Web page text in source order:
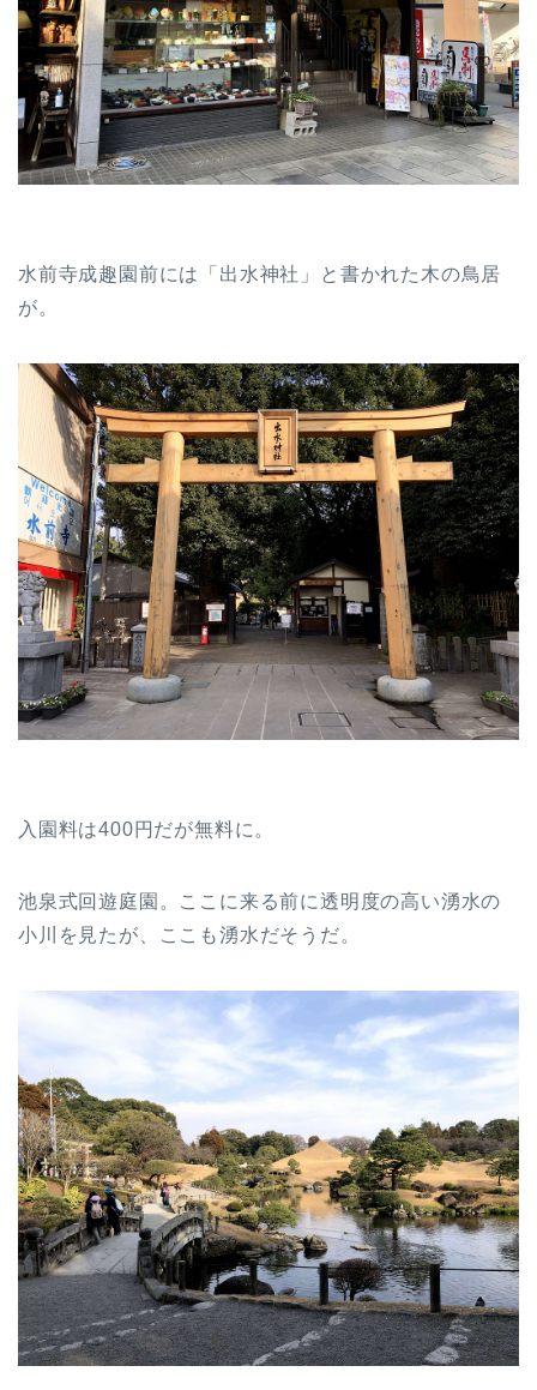
水前寺成趣園前には「出水神社」と書かれた木の鳥居
が。
入園料は400円だが無料に。
池泉式回遊庭園。ここに来る前に透明度の高い湧水の
小川を見たが、ここも湧水だそうだ。